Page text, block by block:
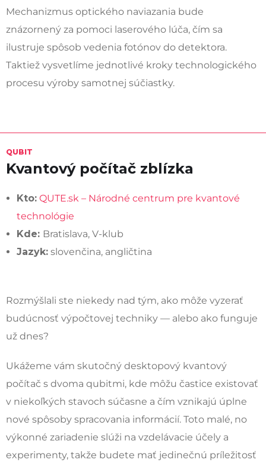
Mechanizmus optického naviazania bude
znázornený za pomoci laserového lúča, čím sa
ilustruje spôsob vedenia fotónov do detektora.
Taktiež vysvetlíme jednotlivé kroky technologického
procesu výroby samotnej súčiastky.
QUBIT
Kvantový počítač zblízka
Kto: QUTE.sk – Národné centrum pre kvantové
technológie
Kde: Bratislava, V-klub
Jazyk: slovenčina, angličtina
Rozmýšlali ste niekedy nad tým, ako môže vyzerať
budúcnosť výpočtovej techniky — alebo ako funguje
už dnes?
Ukážeme vám skutočný desktopový kvantový
počítač s dvoma qubitmi, kde môžu častice existovať
v niekoľkých stavoch súčasne a čím vznikajú úplne
nové spôsoby spracovania informácií. Toto malé, no
výkonné zariadenie slúži na vzdelávacie účely a
experimenty, takže budete mať jedinečnú príležitosť